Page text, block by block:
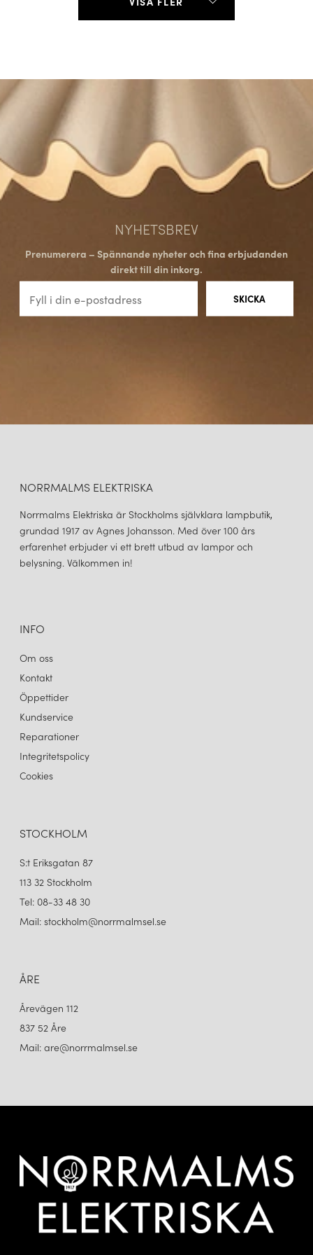
NYHETSBREV
Prenumerera – Spännande nyheter och fina erbjudanden
direkt till din inkorg.
NORRMALMS ELEKTRISKA
Norrmalms Elektriska är Stockholms självklara lampbutik,
grundad 1917 av Agnes Johansson. Med över 100 års
erfarenhet erbjuder vi ett brett utbud av lampor och
belysning. Välkommen in!
INFO
Om oss
Kontakt
Öppettider
Kundservice
Reparationer
Integritetspolicy
Cookies
STOCKHOLM
S:t Eriksgatan 87
113 32 Stockholm
Tel: 08-33 48 30
Mail: stockholm@norrmalmsel.se
ÅRE
Årevägen 112
837 52 Åre
Mail: are@norrmalmsel.se